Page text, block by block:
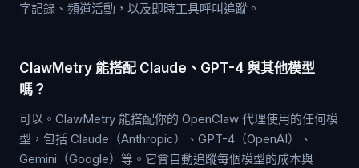
字記錄、頻道活動，以及即時工具呼叫追蹤。
ClawMetry 能搭配 Claude、GPT-4 與其他模型
嗎？
可以。ClawMetry 能搭配你的 OpenClaw 代理使用的任何模
型，包括 Claude（Anthropic）、GPT-4（OpenAI）、
Gemini（Google）等。它會自動追蹤每個模型的成本與